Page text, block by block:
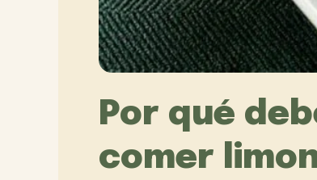
Por qué
comer